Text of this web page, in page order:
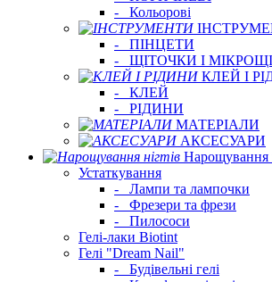
-
Кольорові
-
ПІНЦЕТИ
-
ЩІТОЧКИ І
КЛЕЙ І
-
КЛЕЙ
-
РІДИНИ
МАТЕРІАЛИ
АКСЕСУАРИ
Нарощування
Устаткування
-
Лампи та лампочки
-
Фрезери та фрези
-
Пилососи
Гелі-лаки Biotint
Гелі "Dream Nail"
-
Будівельні гелі